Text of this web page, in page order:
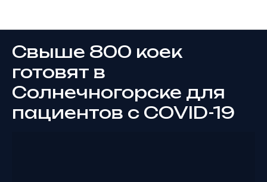
Свыше 800 коек
готовят в
Солнечногорске для
пациентов с COVID-19